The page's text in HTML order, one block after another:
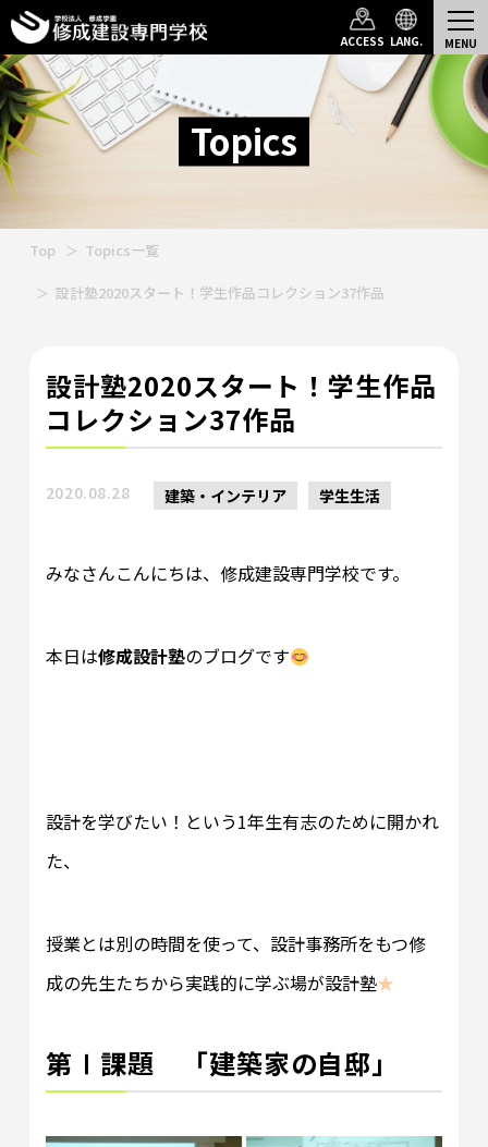
ACCESS LANG.
Topics
Top Topics一覧
設計塾2020スタート！学生作品コレクション37作品
設計塾2020スタート！学生作品
コレクション37作品
2020.08.28 建築・インテリア 学生生活
みなさんこんにちは、修成建設専門学校です。
本日は修成設計塾のブログです
設計を学びたい！という1年生有志のために開かれ
た、
授業とは別の時間を使って、設計事務所をもつ修
成の先生たちから実践的に学ぶ場が設計塾★
第Ⅰ課題 「建築家の自邸」